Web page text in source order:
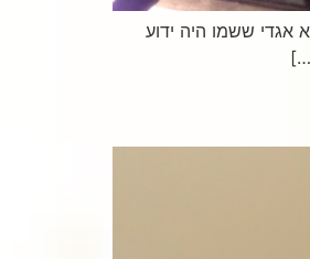
ורופא אגדי ששמו היה ידוע